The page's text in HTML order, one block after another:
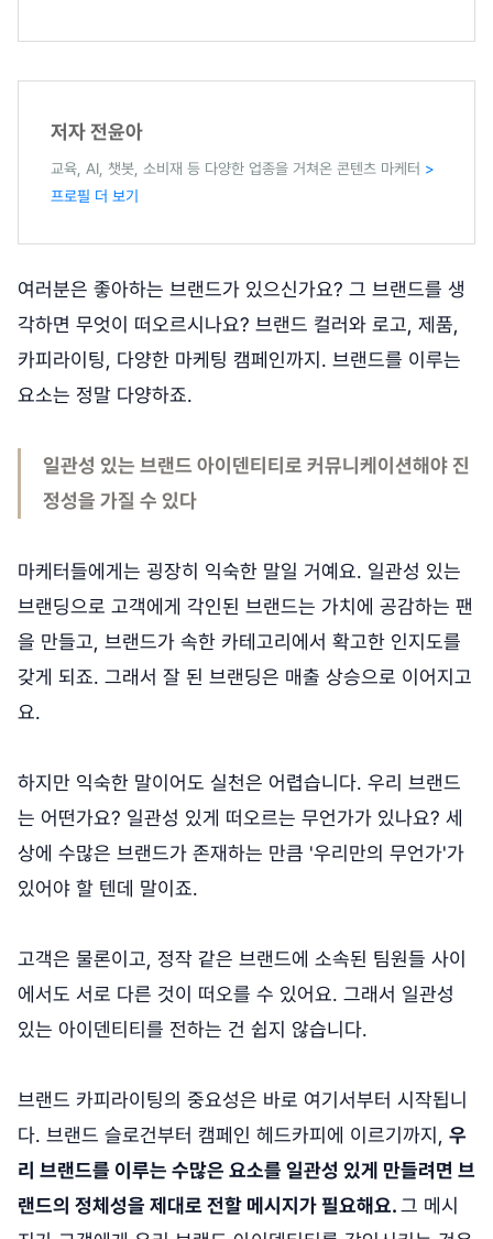
저자 전윤아
교육, AI, 챗봇, 소비재 등 다양한 업종을 거쳐온 콘텐츠 마케터 >
프로필 더 보기
여러분은 좋아하는 브랜드가 있으신가요? 그 브랜드를 생
각하면 무엇이 떠오르시나요? 브랜드 컬러와 로고, 제품,
카피라이팅, 다양한 마케팅 캠페인까지. 브랜드를 이루는
요소는 정말 다양하죠.
일관성 있는 브랜드 아이덴티티로 커뮤니케이션해야 진
정성을 가질 수 있다
마케터들에게는 굉장히 익숙한 말일 거예요. 일관성 있는
브랜딩으로 고객에게 각인된 브랜드는 가치에 공감하는 팬
을 만들고, 브랜드가 속한 카테고리에서 확고한 인지도를
갖게 되죠. 그래서 잘 된 브랜딩은 매출 상승으로 이어지고
요.
하지만 익숙한 말이어도 실천은 어렵습니다. 우리 브랜드
는 어떤가요? 일관성 있게 떠오르는 무언가가 있나요? 세
상에 수많은 브랜드가 존재하는 만큼 '우리만의 무언가'가
있어야 할 텐데 말이죠.
고객은 물론이고, 정작 같은 브랜드에 소속된 팀원들 사이
에서도 서로 다른 것이 떠오를 수 있어요. 그래서 일관성
있는 아이덴티티를 전하는 건 쉽지 않습니다.
브랜드 카피라이팅의 중요성은 바로 여기서부터 시작됩니
다. 브랜드 슬로건부터 캠페인 헤드카피에 이르기까지, 우
리 브랜드를 이루는 수많은 요소를 일관성 있게 만들려면 브
랜드의 정체성을 제대로 전할 메시지가 필요해요.그 메시